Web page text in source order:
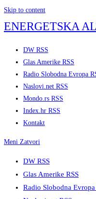
Skip to content
ENERGETSKA
DW RSS
Glas Amerike RSS
Radio Slobodna Evropa
Naslovi.net RSS
Mondo.rs RSS
Index.hr RSS
Kontakt
Meni Zatvori
DW RSS
Glas Amerike RSS
Radio Slobodna Evropa